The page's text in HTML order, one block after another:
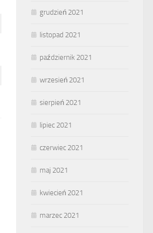
grudzień 2021
listopad 2021
październik 2021
wrzesień 2021
sierpień 2021
lipiec 2021
czerwiec 2021
maj 2021
kwiecień 2021
marzec 2021